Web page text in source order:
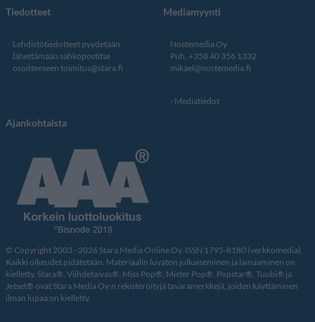
Tiedotteet
Lehdistötiedotteet pyydetään
lähettämään sähköpostitse
osoitteeseen toimitus@stara.fi
Mediamyynti
Nostemedia Oy
Puh. +358 40 356 1332
mikael@nostemedia.fi
Mediatiedot
Ajankohtaista
© Copyright 2003 - 2026 Stara Media Online Oy. ISSN 1795-8180 (verkkomedia).
Kaikki oikeudet pidätetään. Materiaalin luvaton julkaiseminen ja lainaaminen on
kielletty. Stara®, Viihdetaivas®, Miss Pop®, Mister Pop®, Popstar®, Tuubi® ja
Jetset® ovat Stara Media Oy:n rekisteröityjä tavaramerkkejä, joiden käyttäminen
ilman lupaa on kielletty.